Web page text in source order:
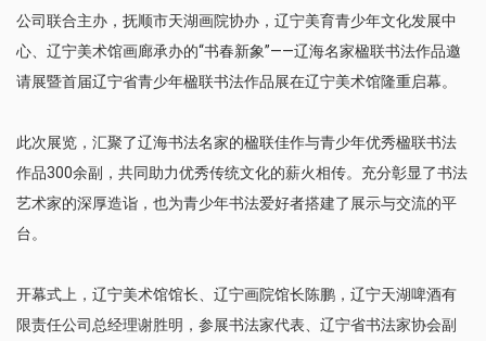
公司联合主办，抚顺市天湖画院协办，辽宁美育青少年文化发展中
心、辽宁美术馆画廊承办的“书春新象”——辽海名家楹联书法作品邀
请展暨首届辽宁省青少年楹联书法作品展在辽宁美术馆隆重启幕。
此次展览，汇聚了辽海书法名家的楹联佳作与青少年优秀楹联书法
作品300余副，共同助力优秀传统文化的薪火相传。充分彰显了书法
艺术家的深厚造诣，也为青少年书法爱好者搭建了展示与交流的平
台。
开幕式上，辽宁美术馆馆长、辽宁画院馆长陈鹏，辽宁天湖啤酒有
限责任公司总经理谢胜明，参展书法家代表、辽宁省书法家协会副